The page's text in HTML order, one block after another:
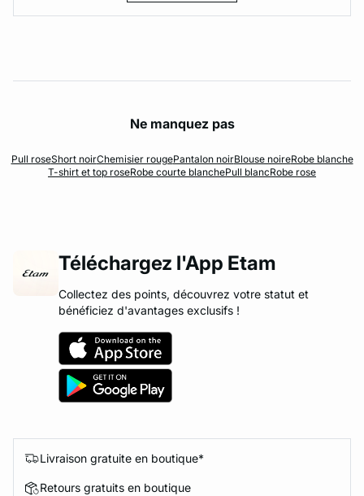
Ne manquez pas
Pull roseShort noirChemisier rougePantalon noirBlouse noireRobe blanche
T-shirt et top roseRobe courte blanchePull blancRobe rose
Téléchargez l'App Etam
Collectez des points, découvrez votre statut et
bénéficiez d'avantages exclusifs !
Livraison gratuite en boutique*
Retours gratuits en boutique